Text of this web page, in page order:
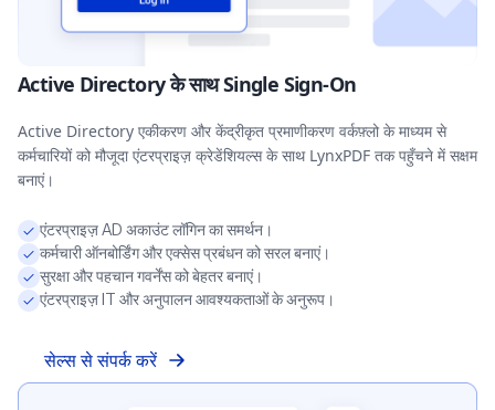
Active Directory के साथ Single Sign-On
Active Directory एकीकरण और केंद्रीकृत प्रमाणीकरण वर्कफ़्लो के माध्यम से
कर्मचारियों को मौजूदा एंटरप्राइज़ क्रेडेंशियल्स के साथ LynxPDF तक पहुँचने में सक्षम
बनाएं।
एंटरप्राइज़ AD अकाउंट लॉगिन का समर्थन।
कर्मचारी ऑनबोर्डिंग और एक्सेस प्रबंधन को सरल बनाएं।
सुरक्षा और पहचान गवर्नेंस को बेहतर बनाएं।
एंटरप्राइज़ IT और अनुपालन आवश्यकताओं के अनुरूप।
सेल्स से संपर्क करें